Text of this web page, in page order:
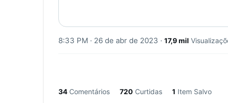
8:33 PM · 26 de abr de 2023 · 17,9 mil
34 Comentários 720 Curtidas 1 Item Salvo